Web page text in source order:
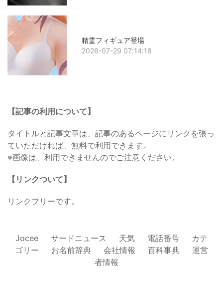
精霊フィギュア登場
2026-07-29 07:14:18
【記事の利用について】
タイトルと記事文章は、記事のあるページにリンクを張っ
ていただければ、無料で利用できます。
※画像は、利用できませんのでご注意ください。
【リンクついて】
リンクフリーです。
Jocee サードニュース 天気 電話番号
カテ
ゴリー
お名前辞典 会社情報 百科事典
運営
者情報